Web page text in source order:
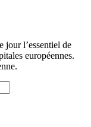
jour l’essentiel de
européennes.